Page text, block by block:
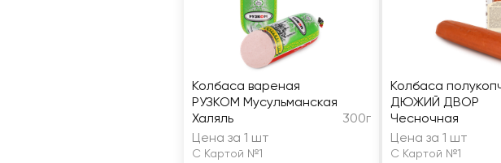
Колбаса вареная
РУЗКОМ Мусульманская
Халяль
300г
Цена за 1 шт
С Картой №1
Колбаса
ДЮЖИЙ ДВОР
Чесночная
Цена за 1 шт
С Картой №1